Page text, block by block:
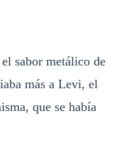
sabor metálico de
más a Levi, el
que se había